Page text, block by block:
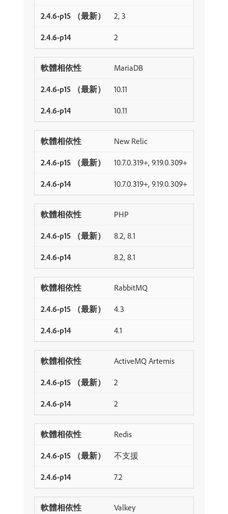
2, 3
2
MariaDB
10.11
10.11
New Relic
10.7.0.319+, 9.19.0.309+
10.7.0.319+, 9.19.0.309+
PHP
8.2, 8.1
8.2, 8.1
RabbitMQ
4.3
4.1
ActiveMQ Artemis
2
2
Redis
不支援
7.2
Valkey